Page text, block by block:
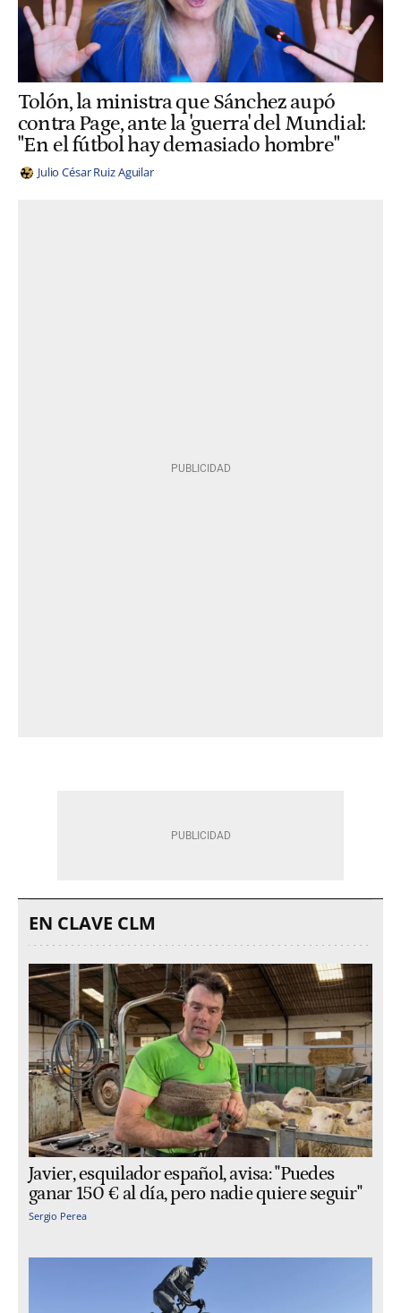
Tolón, la ministra que Sánchez aupó
contra Page, ante la 'guerra' del Mundial:
"En el fútbol hay demasiado hombre"
Julio César Ruiz Aguilar
EN CLAVE CLM
Javier, esquilador español, avisa: "Puedes
ganar 150 € al día, pero nadie quiere seguir"
Sergio Perea